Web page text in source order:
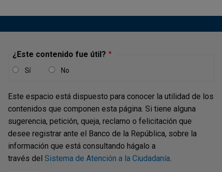
1951-1973 | Fomentar
2019-2023 | Evolucionar
La labor de la Institución ha implicado la protección y
fomento a la investigación económica, preservación del
¿Este contenido fue útil?
Sí No
Este espacio está dispuesto para conocer la utilidad de los
contenidos que componen esta página. Si tiene alguna
sugerencia, petición, queja, reclamo o felicitación que
desee registrar ante el Banco de la República, sobre la
información que está consultando hágalo a
través del Sistema de Atención a la Ciudadanía.